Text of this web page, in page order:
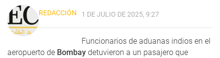
REDACCIÓN 1 DE JULIO DE 2025, 9:27
Funcionarios de aduanas indios en el
aeropuerto de Bombay detuvieron a un pasajero que